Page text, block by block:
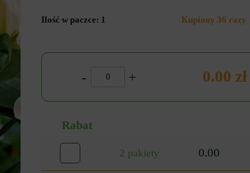
Ilość w paczce: 1 Kupiony 36 razy
- + 0.00 zł
Rabat
2 pakiety 0.00